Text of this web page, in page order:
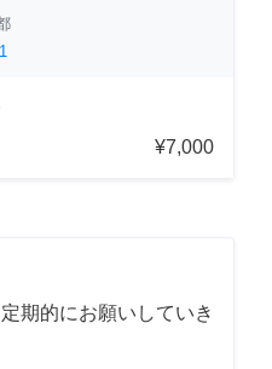
1
¥7,000
期的にお願いしていき